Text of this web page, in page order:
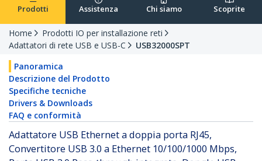
Prodotti Assistenza Chi siamo Scoprite
Home
Prodotti IO per installazione reti
Adattatori di rete USB e USB-C
USB32000SPT
Panoramica
Descrizione del Prodotto
Specifiche tecniche
Drivers & Downloads
FAQ e conformità
Adattatore USB Ethernet a doppia porta RJ45,
Convertitore USB 3.0 a Ethernet 10/100/1000 Mbps,